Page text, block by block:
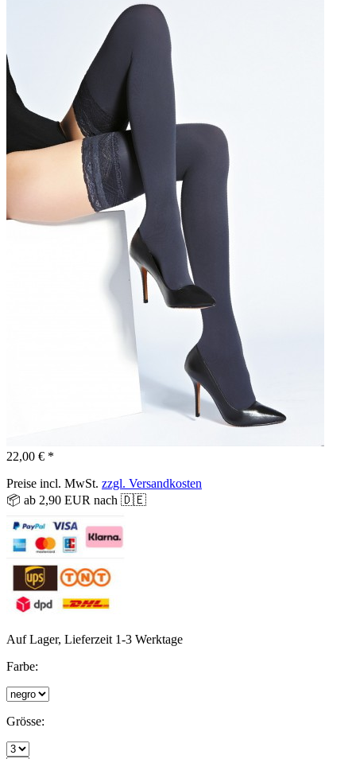
22,00 € *
Preise incl. MwSt. zzgl. Versandkosten
📦 ab 2,90 EUR nach 🇩🇪
Auf Lager, Lieferzeit 1-3 Werktage
Farbe:
Grösse: